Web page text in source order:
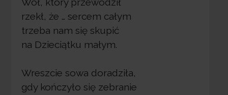
rzekł, że … sercem całym
trzeba nam się skupić
na Dzieciątku małym.
Wreszcie sowa doradziła,
gdy kończyło się zebranie